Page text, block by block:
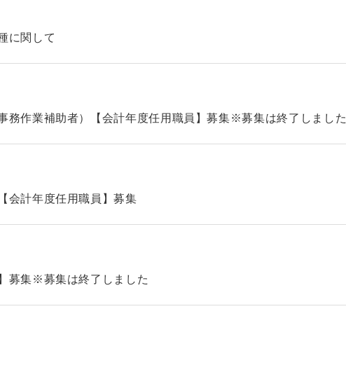
に関して
務作業補助者）【会計年度任用職員】募集※募集は終了しました
会計年度任用職員】募集
募集※募集は終了しました